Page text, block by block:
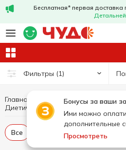
Бесплатная* первая доставка
Детальней
Фильтры (1)
Бонусы за ваши
Ими можно
дополнительные
Просмотреть
Главная
Здоровое питание и образ жизни
Диетические и диабетические продукты
Все Диетическое питание